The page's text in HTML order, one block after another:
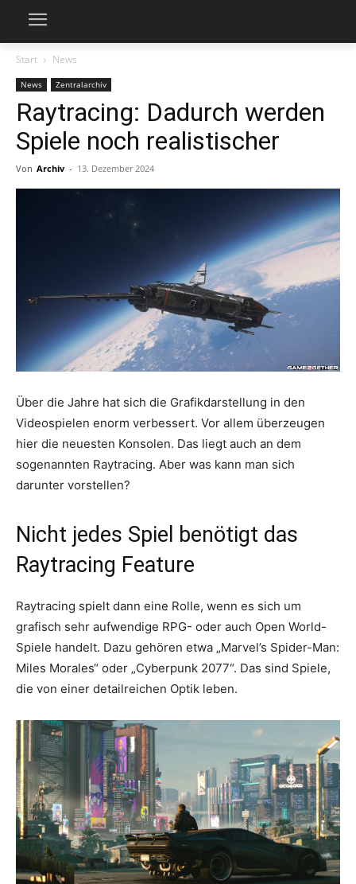
Start News
News Zentralarchiv
Raytracing: Dadurch werden
Spiele noch realistischer
Von Archiv - 13. Dezember 2024
Über die Jahre hat sich die Grafikdarstellung in den
Videospielen enorm verbessert. Vor allem überzeugen
hier die neuesten Konsolen. Das liegt auch an dem
sogenannten Raytracing. Aber was kann man sich
darunter vorstellen?
Nicht jedes Spiel benötigt das
Raytracing Feature
Raytracing spielt dann eine Rolle, wenn es sich um
grafisch sehr aufwendige RPG- oder auch Open World-
Spiele handelt. Dazu gehören etwa „Marvel’s Spider-Man:
Miles Morales“ oder „Cyberpunk 2077“. Das sind Spiele,
die von einer detailreichen Optik leben.